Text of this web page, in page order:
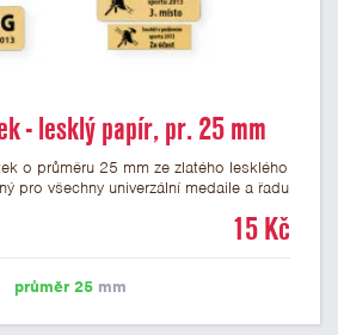
- lesklý papír, pr. 25 mm
o průměru 25 mm ze zlatého lesklého
pro všechny univerzální medaile a řadu
vytisknout logo nebo text dle vašeho
15 Kč
průměr 25 mm